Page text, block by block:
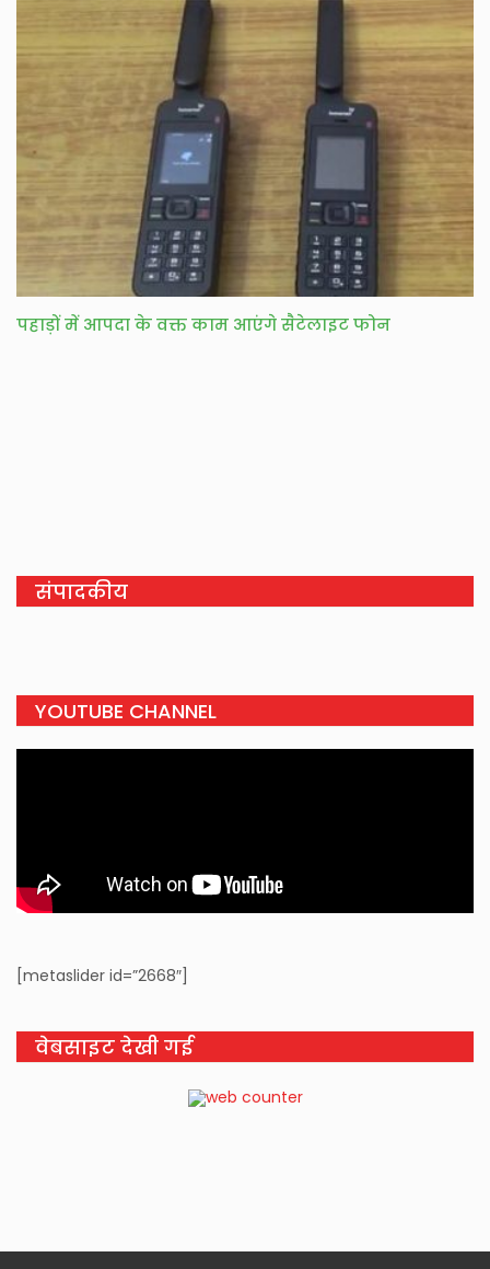
पहाड़ों में आपदा के वक्त काम आएंगे सैटेलाइट फोन
संपादकीय
YOUTUBE CHANNEL
[metaslider id=”2668″]
वेबसाइट देखी गई